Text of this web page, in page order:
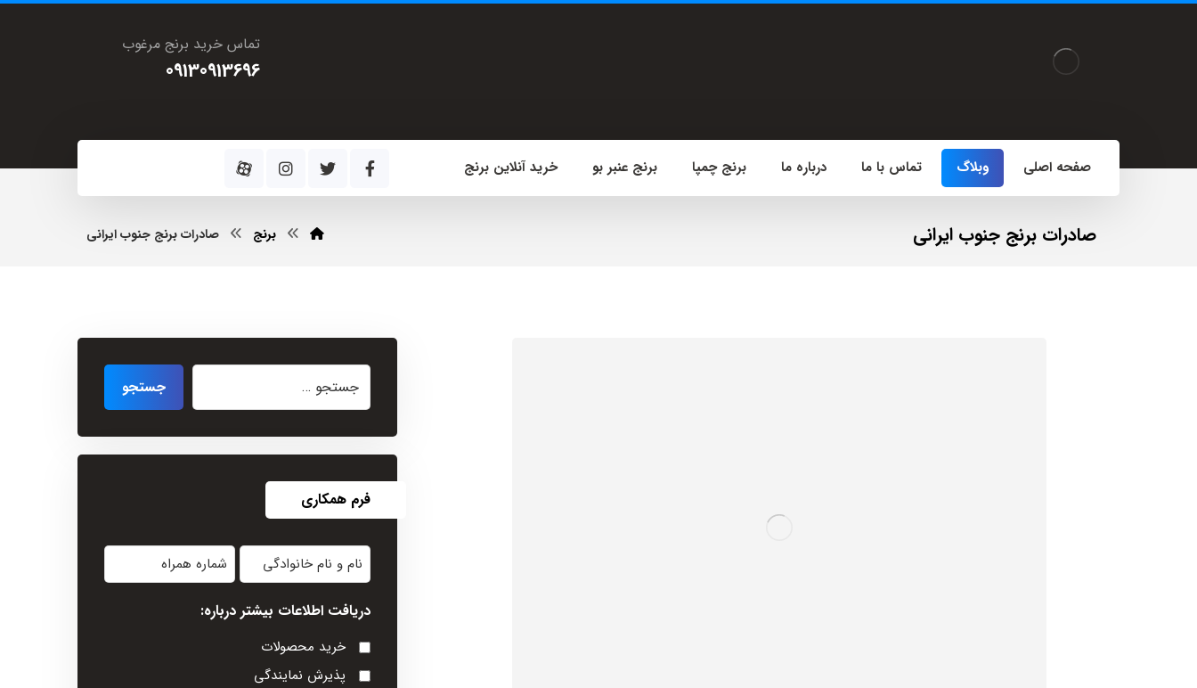
تماس خرید برنج مرغوب
09130913696
صفحه اصلی وبلاگ تماس با ما درباره ما برنج چمپا برنج عنبر بو خرید آنلاین برنج
صادرات برنج جنوب ایرانی برنج صادرات برنج جنوب ایرانی
فرم همکاری
نام
و
نام
خانوادگی
(Required)
شماره
همراه
دریافت اطلاعات بیشتر درباره:
خرید محصولات
پذیرش نمایندگی